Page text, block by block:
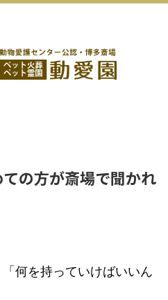
の方が斎場で聞かれ
何を持っていけばいいん